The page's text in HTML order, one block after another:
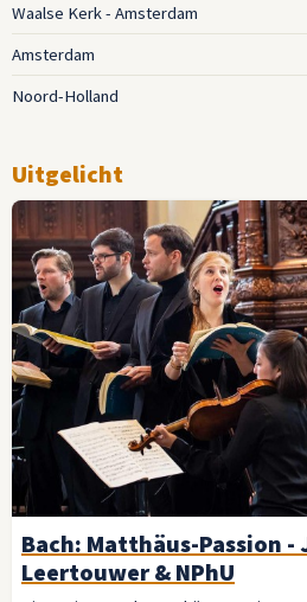
Waalse Kerk - Amsterdam
Amsterdam
Noord-Holland
Uitgelicht
Bach: Matthäus-Passion -
Leertouwer & NPhU